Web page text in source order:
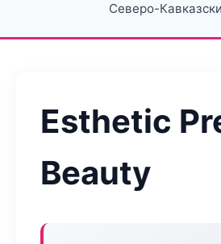
Северо-
Esthetic
Beauty